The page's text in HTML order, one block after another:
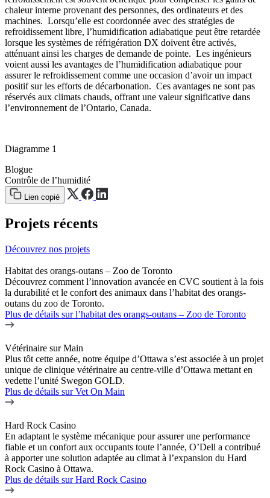
chaleur interne provenant des personnes, des ordinateurs et des
machines. Lorsqu’elle est coordonnée avec des stratégies de
refroidissement libre, l’humidification adiabatique peut être retardée
lorsque les systèmes de réfrigération DX doivent être activés,
atténuant ainsi les charges de demande de pointe. Les ingénieurs
voient aussi les avantages de l’humidification adiabatique pour
assurer le refroidissement comme une occasion d’avoir un impact
positif sur les efforts de décarbonation. Ces avantages ne sont pas
réservés aux climats chauds, offrant une valeur significative dans
l’environnement de l’Ontario, Canada.
Diagramme 1
Blogue
Contrôle de l’humidité
Lien copié
Projets récents
Découvrez nos projets
Habitat des orangs-outans – Zoo de Toronto
Découvrez comment l’innovation avancée en CVC soutient à la fois
la durabilité et le confort des animaux dans l’habitat des orangs-
outans du zoo de Toronto.
Plus de détails sur l’habitat des orangs-outans – Zoo de Toronto
Vétérinaire sur Main
Plus tôt cette année, notre équipe d’Ottawa s’est associée à un projet
unique de clinique vétérinaire au centre-ville d’Ottawa mettant en
vedette l’unité Swegon GOLD.
Plus de détails sur Vet On Main
Hard Rock Casino
En adaptant le système mécanique pour assurer une performance
fiable et un confort aux occupants toute l’année, O’Dell a contribué
à apporter une solution adaptée au climat à l’expansion du Hard
Rock Casino à Ottawa.
Plus de détails sur Hard Rock Casino